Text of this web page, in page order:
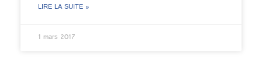
LIRE LA SUITE »
1 mars 2017